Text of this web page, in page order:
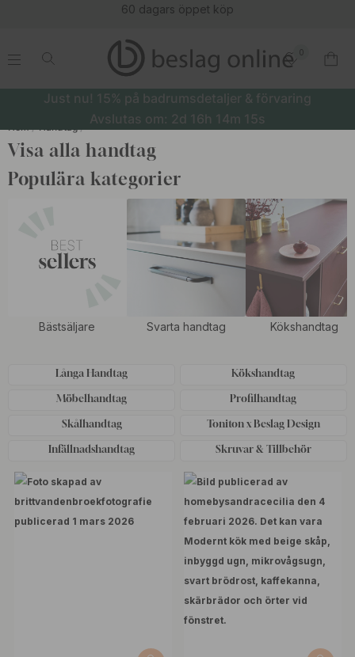
60 dagars öppet köp
.
0
.
Just nu! 15% på badrumsdetaljer & förvaring
Avslutas om: 2d 16h 14m 15s
Hem Handtag
Visa alla handtag
Populära kategorier
Bästsäljare Svarta handtag Kökshandtag
Långa Handtag Kökshandtag
Möbelhandtag Profilhandtag
Skålhandtag Toniton x Beslag Design
Infällnadshandtag Skruvar & Tillbehör